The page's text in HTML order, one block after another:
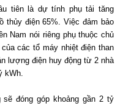
tiên là dự tính phụ tải tăng
thủy điện 65%. Việc đảm bảo
Nam nói riêng phụ thuộc chủ
các tổ máy nhiệt điện than
lượng điện huy động từ 2 nhà
kWh.
sẽ đóng góp khoảng gần 2 tỷ